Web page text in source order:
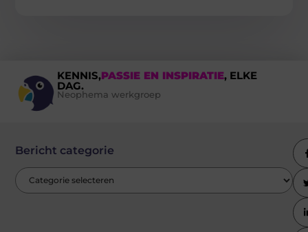
KENNIS,PASSIE EN INSPIRATIE, ELKE
DAG.
Neophema werkgroep
Bericht categorie